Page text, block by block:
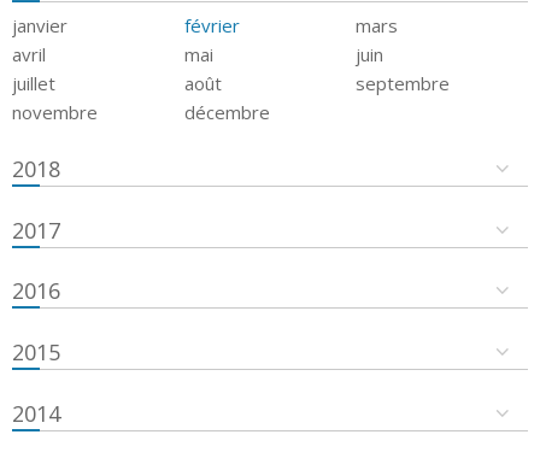
janvier février
mars
avril
mai
juin
juillet
août
septembre
novembre
décembre
2018
2017
2016
2015
2014